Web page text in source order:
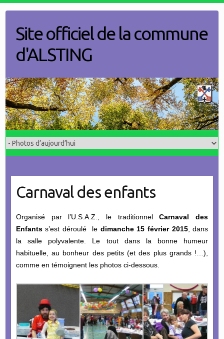
contentSite officiel de la commune
d'ALSTING
Carnaval des enfants
Organisé par l’U.S.A.Z., le traditionnelCarnaval des
Enfantss’est déroulé le dimanche 15 février 2015, dans
la salle polyvalente. Le tout dans la bonne humeur
habituelle, au bonheur des petits (et des plus grands !…),
comme en témoignent les photos ci-dessous.